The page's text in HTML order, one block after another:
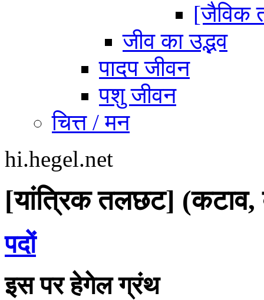
[जैविक
जीव का उद्भव
पादप जीवन
पशु जीवन
चित्त / मन
hi.hegel.net
[यांत्रिक तलछट]
पदों
इस पर हेगेल ग्रंथ